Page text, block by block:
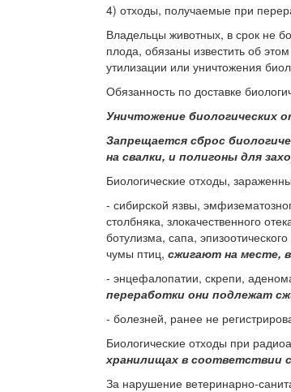
4) отходы, получаемые при
Владельцы животных, в срок не
плода, обязаны известить об
утилизации или уничтожения
Обязанность по доставке
Уничтожение биологических
Запрещается сброс
на свалки, и полигоны для
Биологические отходы,
- сибирской язвы,
столбняка, злокачественного
ботулизма, сапа,
чумы птиц,сжигают на месте,
- энцефалопатии, скрепи,
переработки они подлежат
- болезней, ранее не
Биологические отходы при
хранилищах в соответствии
За нарушение ветеринарно-